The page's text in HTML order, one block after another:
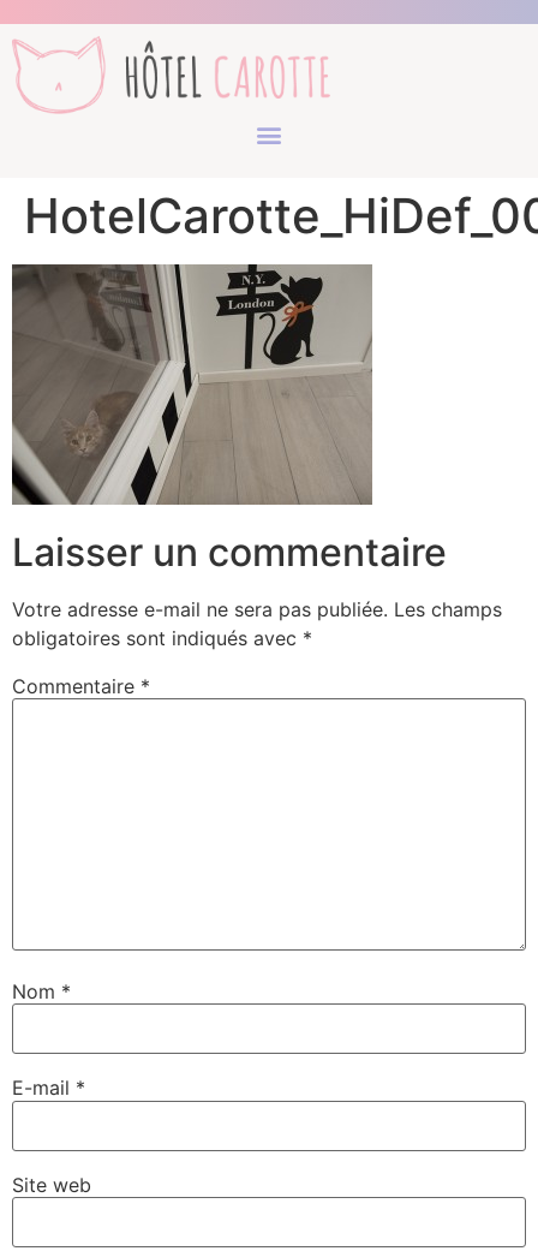
Laisser un commentaire
Votre adresse e-mail ne sera pas publiée. Les champs
obligatoires sont indiqués avec *
Commentaire *
Nom *
E-mail *
Site web